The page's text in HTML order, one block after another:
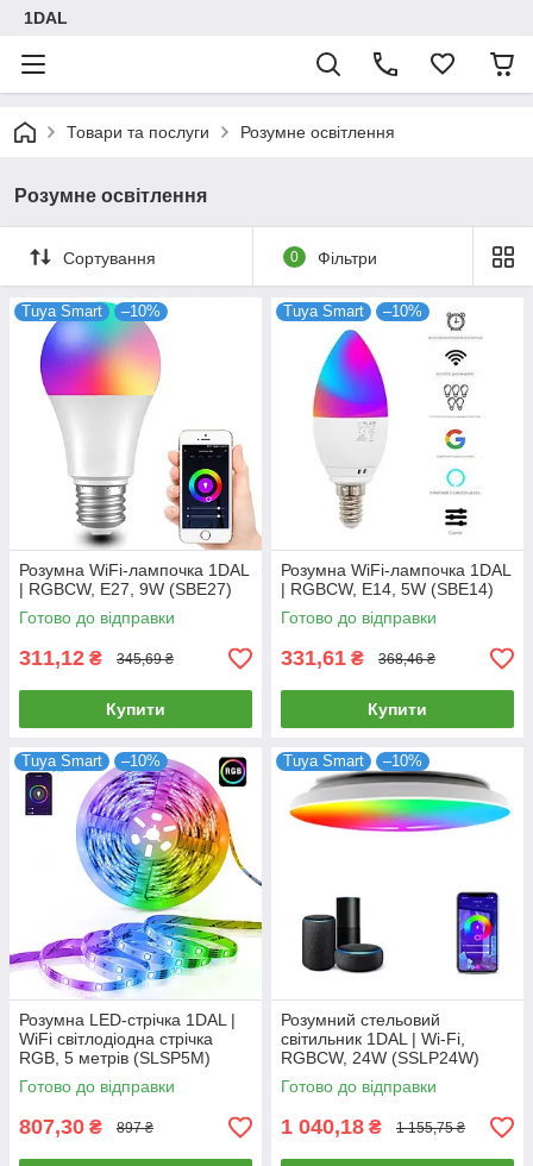
1DAL
Товари та послуги Розумне освітлення
Розумне освітлення
Сортування 0 Фільтри
Tuya Smart –10%
Розумна WiFi-лампочка 1DAL
| RGBCW, E27, 9W (SBE27)
Готово до відправки
311,12 ₴ 345,69 ₴
Купити
Tuya Smart –10%
Розумна WiFi-лампочка 1DAL
| RGBCW, E14, 5W (SBE14)
Готово до відправки
331,61 ₴ 368,46 ₴
Купити
Tuya Smart –10%
Розумна LED-стрічка 1DAL |
WiFi світлодіодна стрічка
RGB, 5 метрів (SLSP5M)
Готово до відправки
807,30 ₴ 897 ₴
Tuya Smart –10%
Розумний стельовий
світильник 1DAL | Wi-Fi,
RGBCW, 24W (SSLP24W)
Готово до відправки
1 040,18 ₴ 1 155,75 ₴